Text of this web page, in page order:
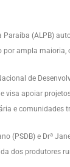
Paraíba (ALPB)
por ampla
de
visa apoiar
e comunidades
(PSDB) e Drª
dos produtores